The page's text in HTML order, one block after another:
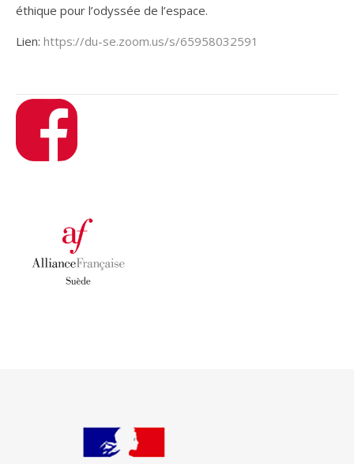
éthique pour l’odyssée de l’espace.
Lien: https://du-se.zoom.us/s/65958032591